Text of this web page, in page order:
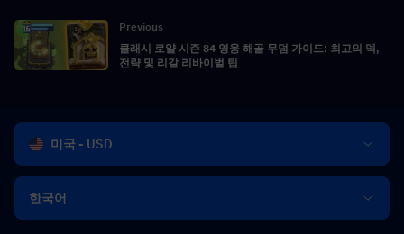
Previous
클래시 로얄 시즌 84 영웅 해골 무덤 가이드: 최고의 덱,
전략 및 리갈 리바이벌 팁
미국 - USD
한국어